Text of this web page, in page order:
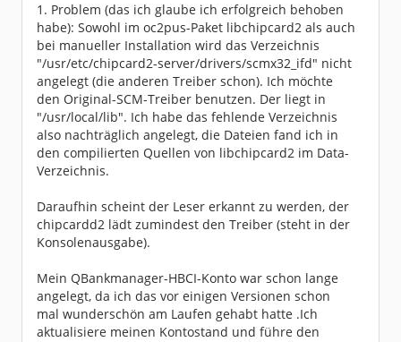
1. Problem (das ich glaube ich erfolgreich behoben
habe): Sowohl im oc2pus-Paket libchipcard2 als auch
bei manueller Installation wird das Verzeichnis
"/usr/etc/chipcard2-server/drivers/scmx32_ifd" nicht
angelegt (die anderen Treiber schon). Ich möchte
den Original-SCM-Treiber benutzen. Der liegt in
"/usr/local/lib". Ich habe das fehlende Verzeichnis
also nachträglich angelegt, die Dateien fand ich in
den compilierten Quellen von libchipcard2 im Data-
Verzeichnis.
Daraufhin scheint der Leser erkannt zu werden, der
chipcardd2 lädt zumindest den Treiber (steht in der
Konsolenausgabe).
Mein QBankmanager-HBCI-Konto war schon lange
angelegt, da ich das vor einigen Versionen schon
mal wunderschön am Laufen gehabt hatte .Ich
aktualisiere meinen Kontostand und führe den